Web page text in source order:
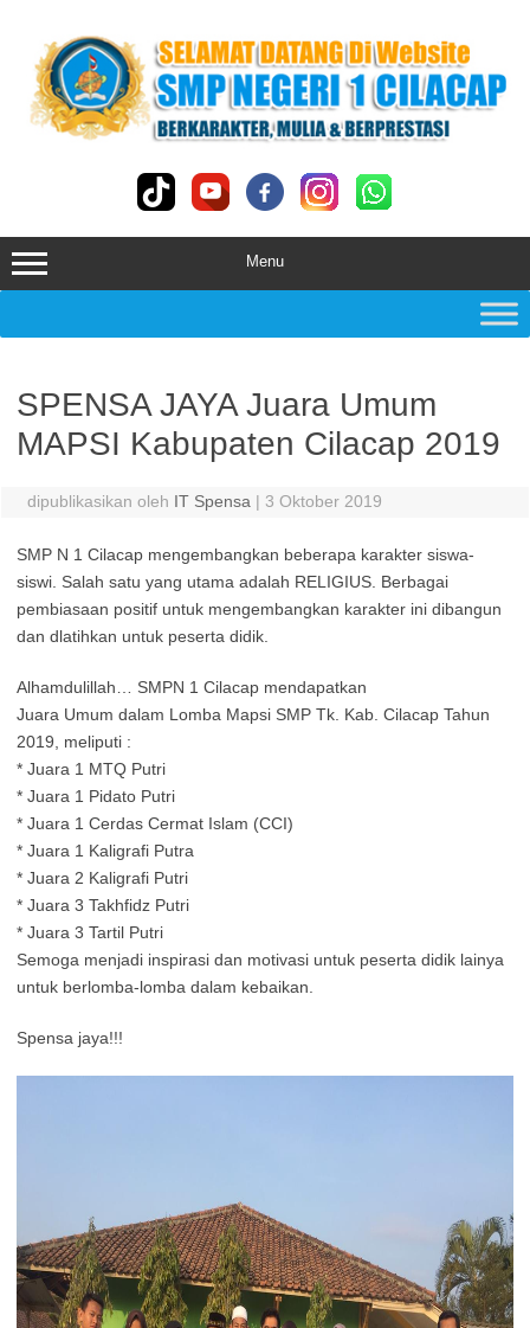
content
Menu
SPENSA JAYA Juara Umum
MAPSI Kabupaten Cilacap 2019
dipublikasikan oleh IT Spensa | 3 Oktober 2019
SMP N 1 Cilacap mengembangkan beberapa karakter siswa-
siswi. Salah satu yang utama adalah RELIGIUS. Berbagai
pembiasaan positif untuk mengembangkan karakter ini dibangun
dan dlatihkan untuk peserta didik.
Alhamdulillah… SMPN 1 Cilacap mendapatkan
Juara Umum dalam Lomba Mapsi SMP Tk. Kab. Cilacap Tahun
2019, meliputi :
* Juara 1 MTQ Putri
* Juara 1 Pidato Putri
* Juara 1 Cerdas Cermat Islam (CCI)
* Juara 1 Kaligrafi Putra
* Juara 2 Kaligrafi Putri
* Juara 3 Takhfidz Putri
* Juara 3 Tartil Putri
Semoga menjadi inspirasi dan motivasi untuk peserta didik lainya
untuk berlomba-lomba dalam kebaikan.
Spensa jaya!!!